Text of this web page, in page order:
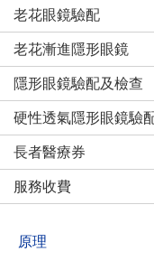
老花眼鏡驗配
老花漸進隱形眼鏡
隱形眼鏡驗配及檢查
硬性透氣隱形眼鏡驗
長者醫療券
服務收費
市面上較普遍的為每
式眼鏡不一樣，無需
觀看近物。漸進式隱
者可以同時看得到遠
鏡片設計。
原理